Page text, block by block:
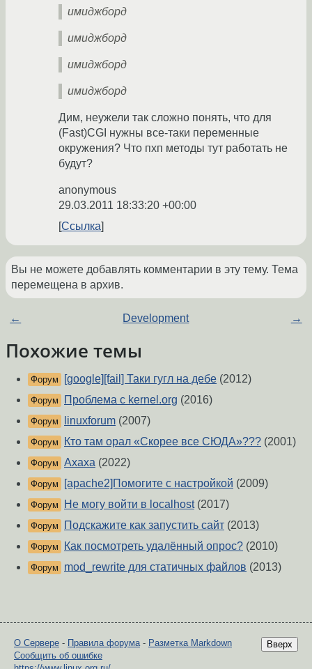
имиджборд
имиджборд
имиджборд
имиджборд
Дим, неужели так сложно понять, что для
(Fast)CGI нужны все-таки переменные
окружения? Что пхп методы тут работать не
будут?
anonymous
29.03.2011 18:33:20 +00:00
Ссылка
Вы не можете добавлять комментарии в эту тему. Тема
перемещена в архив.
← Development →
Похожие темы
Форум [google][fail] Таки гугл на дебе (2012)
Форум Проблема с kernel.org (2016)
Форум linuxforum (2007)
Форум Кто там орал «Скорее все СЮДА»??? (2001)
Форум Ахаха (2022)
Форум [apache2]Помогите с настройкой (2009)
Форум Не могу войти в localhost(2017)
Форум Подскажите как запустить сайт (2013)
Форум Как посмотреть удалённый опрос? (2010)
Форум mod_rewrite для статичных файлов (2013)
Вверх
О Сервере - Правила форума- Разметка Markdown
Сообщить об ошибке